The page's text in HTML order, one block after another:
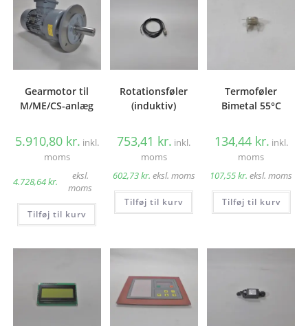
Gearmotor til
M/ME/CS-anlæg
5.910,80 kr. inkl.
moms
4.728,64kr.
eksl.
moms
Tilføj til kurv
Rotationsføler
(induktiv)
753,41 kr. inkl.
moms
602,73kr. eksl. moms
Tilføj til kurv
Termoføler
Bimetal 55°C
134,44 kr. inkl.
moms
107,55kr. eksl. moms
Tilføj til kurv